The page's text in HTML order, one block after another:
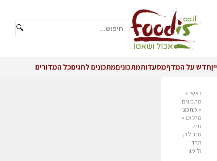
🔍
ייןחדש על המדףמסעדותמתכוניםמתכונים לחגיםכל המדורים
ראשי »
מתכונים
» מתכוני
מרקים »
מרק
מנגולד,
תרד
ולימון